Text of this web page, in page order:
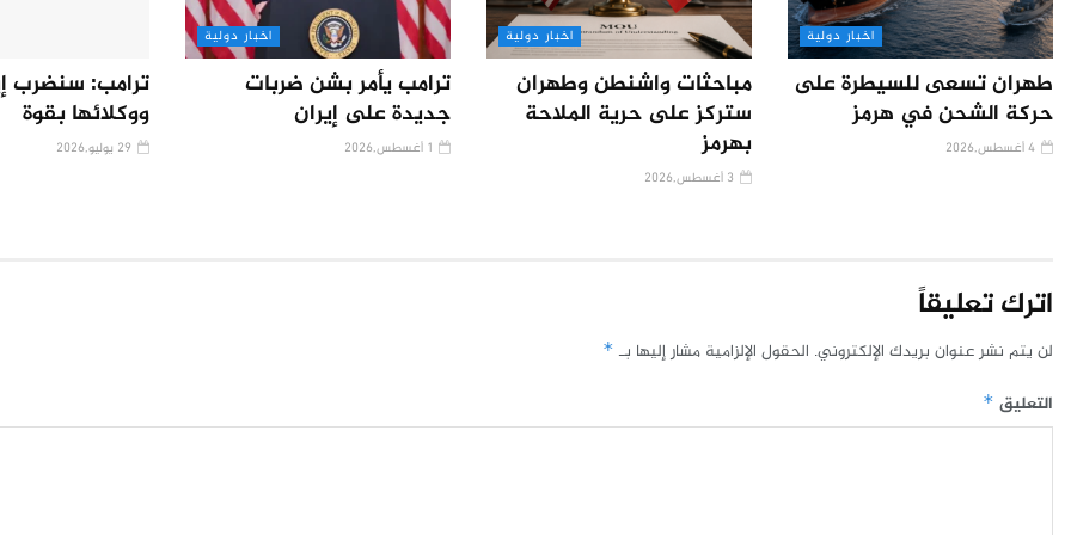
اخبار دولية
طهران تسعى للسيطرة على
حركة الشحن في هرمز
اخبار دولية
مباحثات واشنطن وطهران
ستركز على حرية الملاحة
بهرمز
اخبار دولية
ترامب يأمر بشن ضربات
جديدة على إيران
ترامب: سنضرب
ووكلائها بقوة
اترك تعليقاً
لن يتم نشر عنوان بريدك الإلكتروني. الحقول الإلزامية مشار إليها بـ *
التعليق *